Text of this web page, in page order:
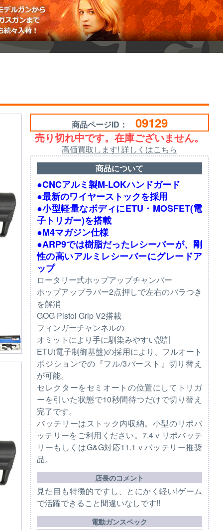
商品ページID： 09129
売り切れ中です。在庫ございません。
高価買取します! 詳しくはこちら
商品について
●CNCアルミ製M-LOKハンドガード
●最新のワイヤーストックを採用
●小型軽量なボディにETU・MOSFET(電
子トリガー)を搭載
●M4マガジン仕様
●ARP9では樹脂だったレシーバーが、剛
性の高いアルミレシーバーにグレードア
ップ
ロータリー式ホップアップチャンバー
ホップアップラバー2点押しで左右のバラつき
を解消
GOG Pistol Grip V2搭載
フィンガーチャンネルの
オミットにより手に馴染みやすい設計
ETU(電子制御基盤)の採用により、フルオート
ポジションでの『フル/3バースト』切り替え
が可能。
セレクターをセミオートの位置にしてトリガ
ーを引いた状態で10秒間待つだけで切り替え
完了です。
バッテリーはストック内収納。小型のリポバ
ッテリーをご利用ください。7.4ｖリポバッテ
リーもしくはG&G対応11.1ｖバッテリー推奨
品。
店長のコメント
見た目も特徴的ですし、とにかく軽い!ゲーム
で活躍できること間違いなしです!!
電動ガンスペック